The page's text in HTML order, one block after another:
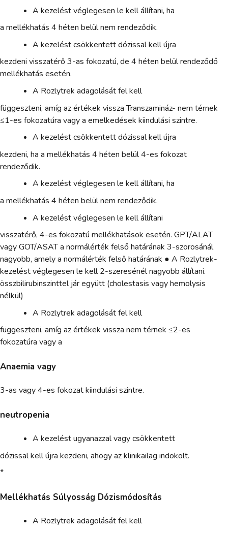
A kezelést véglegesen le kell állítani, ha
a mellékhatás 4 héten belül nem rendeződik.
A kezelést csökkentett dózissal kell újra
kezdeni visszatérő 3-as fokozatú, de 4 héten belül rendeződő
mellékhatás esetén.
A Rozlytrek adagolását fel kell
függeszteni, amíg az értékek vissza Transzamináz- nem térnek
≤1-es fokozatúra vagy a emelkedések kiindulási szintre.
A kezelést csökkentett dózissal kell újra
kezdeni, ha a mellékhatás 4 héten belül 4-es fokozat
rendeződik.
A kezelést véglegesen le kell állítani, ha
a mellékhatás 4 héten belül nem rendeződik.
A kezelést véglegesen le kell állítani
visszatérő, 4-es fokozatú mellékhatások esetén. GPT/ALAT
vagy GOT/ASAT a normálérték felső határának 3-szorosánál
nagyobb, amely a normálérték felső határának ● A Rozlytrek-
kezelést véglegesen le kell 2-szeresénél nagyobb állítani.
összbilirubinszinttel jár együtt (cholestasis vagy hemolysis
nélkül)
A Rozlytrek adagolását fel kell
függeszteni, amíg az értékek vissza nem térnek ≤2-es
fokozatúra vagy a
Anaemia vagy
3-as vagy 4-es fokozat kiindulási szintre.
neutropenia
A kezelést ugyanazzal vagy csökkentett
dózissal kell újra kezdeni, ahogy az klinikailag indokolt.
*
Mellékhatás Súlyosság Dózismódosítás
A Rozlytrek adagolását fel kell